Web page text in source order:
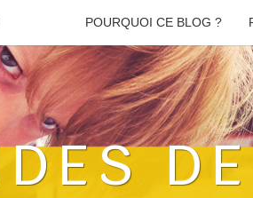
POURQUOI CE BLOG ?